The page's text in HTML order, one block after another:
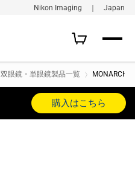
Nikon Imaging ｜ Japan
双眼鏡・単眼鏡製品一覧 MONARCH
購入はこちら